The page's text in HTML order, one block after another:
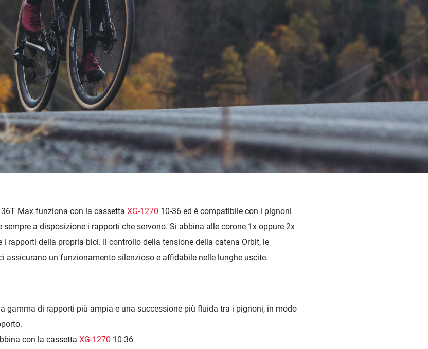
Max funziona con la cassetta XG-1270 10-36 ed è compatibile con i pignoni
a disposizione i rapporti che servono. Si abbina alle corone 1x oppure 2x
rapporti della propria bici. Il controllo della tensione della catena Orbit, le
assicurano un funzionamento silenzioso e affidabile nelle lunghe uscite.
gamma di rapporti più ampia e una successione più fluida tra i pignoni, in modo
con la cassetta XG-1270 10-36